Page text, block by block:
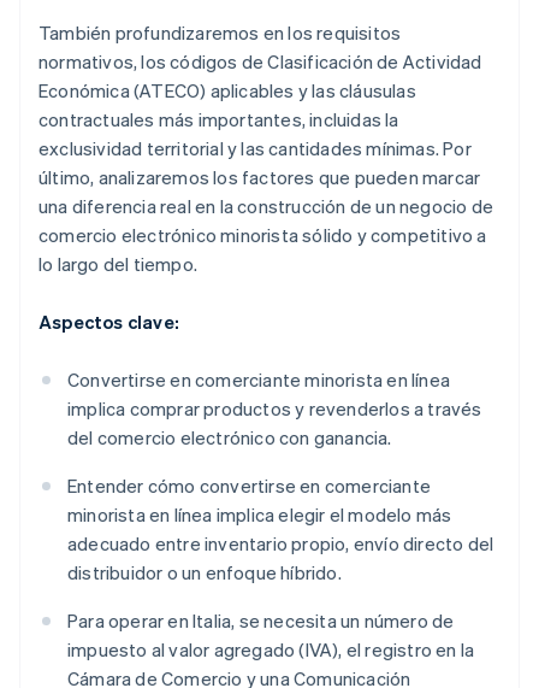
También profundizaremos en los requisitos
normativos, los códigos de Clasificación de Actividad
Económica (ATECO) aplicables y las cláusulas
contractuales más importantes, incluidas la
exclusividad territorial y las cantidades mínimas. Por
último, analizaremos los factores que pueden marcar
una diferencia real en la construcción de un negocio de
comercio electrónico minorista sólido y competitivo a
lo largo del tiempo.
Aspectos clave:
Convertirse en comerciante minorista en línea
implica comprar productos y revenderlos a través
del comercio electrónico con ganancia.
Entender cómo convertirse en comerciante
minorista en línea implica elegir el modelo más
adecuado entre inventario propio, envío directo del
distribuidor o un enfoque híbrido.
Para operar en Italia, se necesita un número de
impuesto al valor agregado (IVA), el registro en la
Cámara de Comercio y una Comunicación